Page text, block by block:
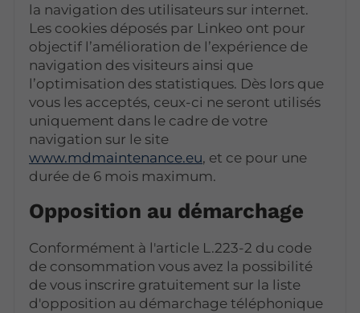
la navigation des utilisateurs sur internet.
Les cookies déposés par Linkeo ont pour
objectif l’amélioration de l’expérience de
navigation des visiteurs ainsi que
l’optimisation des statistiques. Dès lors que
vous les acceptés, ceux-ci ne seront utilisés
uniquement dans le cadre de votre
navigation sur le site
www.mdmaintenance.eu, et ce pour une
durée de 6 mois maximum.
Opposition au démarchage
Conformément à l'article L.223-2 du code
de consommation vous avez la possibilité
de vous inscrire gratuitement sur la liste
d'opposition au démarchage téléphonique